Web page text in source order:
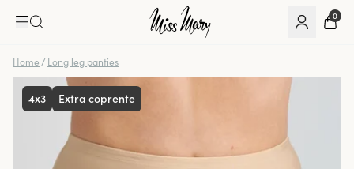
0
Home / Long leg panties
4x3 Extra coprente